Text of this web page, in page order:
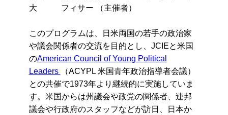
大
フィサー （主催者）
このプログラムは、
日米両国の若手の政治家
や議会関係者の交流を目的とし、JCIEと米国
のAmerican Council of Young Political
Leaders
（ACYPL 米国青年政治指導者会議）
との共催で1973年より継続的に実施していま
す。米国からは州議会や政党の関係者、連邦
議会や行政府のスタッフなどが訪日、日本か